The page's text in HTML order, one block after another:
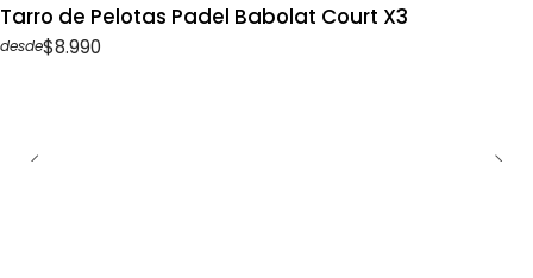
Tarro de Pelotas Padel Babolat Court X3
desde$8.990